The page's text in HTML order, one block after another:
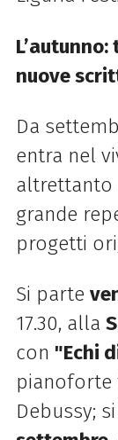
nuove
Da
entra nel
altrettanto
grande
progetti
Si parte
17.30, alla
con "Echi
pianoforte
Debussy;